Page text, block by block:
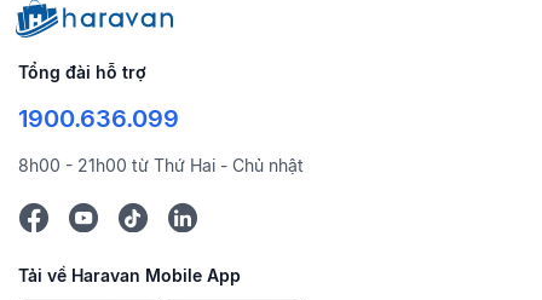
Tổng đài hỗ trợ
1900.636.099
8h00 - 21h00 từ Thứ Hai - Chủ nhật
Tải về Haravan Mobile App